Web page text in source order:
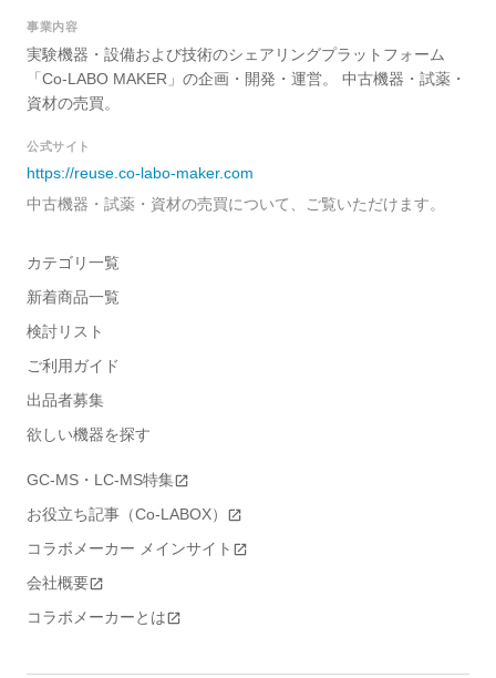
事業内容
実験機器・設備および技術のシェアリングプラットフォーム
「Co-LABO MAKER」の企画・開発・運営。 中古機器・試薬・
資材の売買。
公式サイト
https://reuse.co-labo-maker.com
中古機器・試薬・資材の売買について、ご覧いただけます。
カテゴリ一覧
新着商品一覧
検討リスト
ご利用ガイド
出品者募集
欲しい機器を探す
GC-MS・LC-MS特集
お役立ち記事（Co-LABOX）
コラボメーカー メインサイト
会社概要
コラボメーカーとは